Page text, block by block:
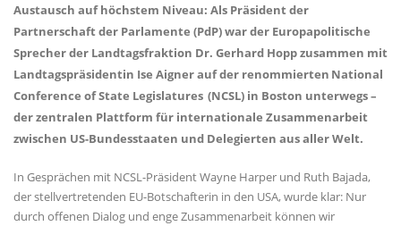
Austausch auf höchstem Niveau: Als Präsident der
Partnerschaft der Parlamente (PdP) war der Europapolitische
Sprecher der Landtagsfraktion Dr. Gerhard Hopp zusammen mit
Landtagspräsidentin Ise Aigner auf der renommierten National
Conference of State Legislatures (NCSL) in Boston unterwegs –
der zentralen Plattform für internationale Zusammenarbeit
zwischen US-Bundesstaaten und Delegierten aus aller Welt.
In Gesprächen mit NCSL-Präsident Wayne Harper und Ruth Bajada,
der stellvertretenden EU-Botschafterin in den USA, wurde klar: Nur
durch offenen Dialog und enge Zusammenarbeit können wir